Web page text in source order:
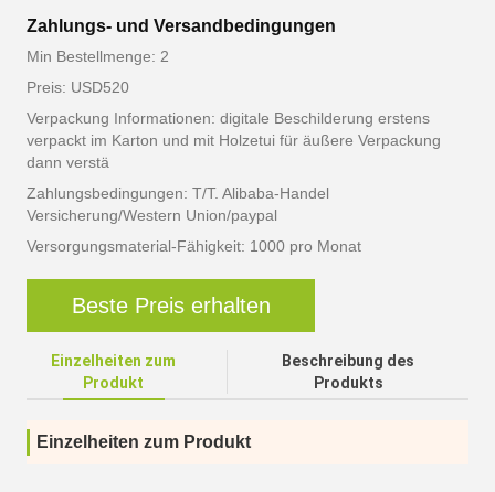
Zahlungs- und Versandbedingungen
Min Bestellmenge: 2
Preis: USD520
Verpackung Informationen: digitale Beschilderung erstens
verpackt im Karton und mit Holzetui für äußere Verpackung
dann verstä
Zahlungsbedingungen: T/T. Alibaba-Handel
Versicherung/Western Union/paypal
Versorgungsmaterial-Fähigkeit: 1000 pro Monat
Beste Preis erhalten
Einzelheiten zum
Produkt
Beschreibung des
Produkts
Einzelheiten zum Produkt